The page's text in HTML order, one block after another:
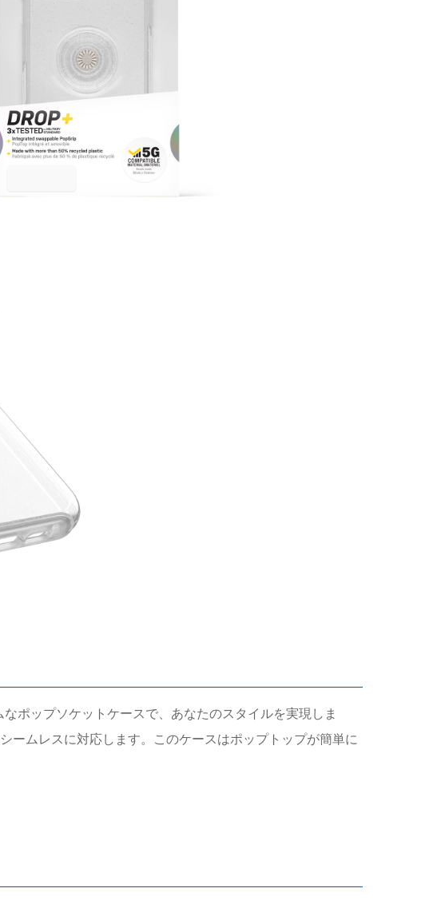
ポップソケットケースで、あなたのスタイルを実現しま
ームレスに対応します。このケースはポップトップが簡単に